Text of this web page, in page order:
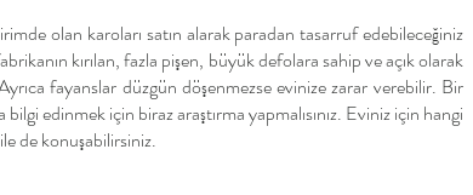
olan karoları satın alarak paradan tasarruf edebileceğiniz
kırılan, fazla pişen, büyük defolara sahip ve açık olarak
fayanslar düzgün döşenmezse evinize zarar verebilir. Bir
edinmek için biraz araştırma yapmalısınız. Eviniz için hangi
de konuşabilirsiniz.